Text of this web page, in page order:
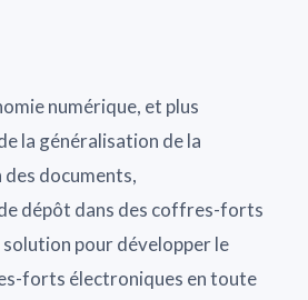
numérique, et plus
la généralisation de la
documents,
dépôt dans des coffres-forts
pour développer le
forts électroniques en toute